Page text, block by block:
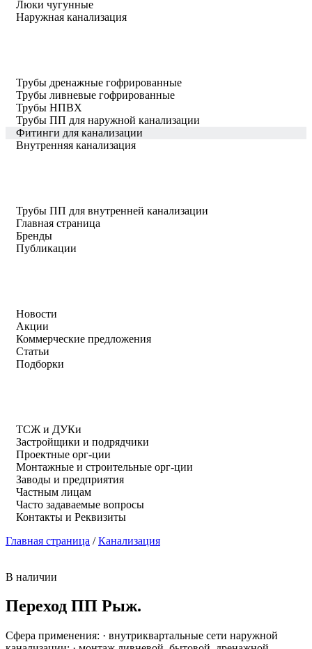
Люки чугунные
Наружная канализация
Трубы дренажные гофрированные
Трубы ливневые гофрированные
Трубы НПВХ
Трубы ПП для наружной канализации
Фитинги для канализации
Внутренняя канализация
Трубы ПП для внутренней канализации
Главная страница
Бренды
Публикации
Новости
Акции
Коммерческие предложения
Статьи
Подборки
ТСЖ и ДУКи
Застройщики и подрядчики
Проектные орг-ции
Монтажные и строительные орг-ции
Заводы и предприятия
Частным лицам
Часто задаваемые вопросы
Контакты и Реквизиты
Главная страница /Канализация
В наличии
Переход ПП Рыж.
Сфера применения: · внутриквартальные сети наружной